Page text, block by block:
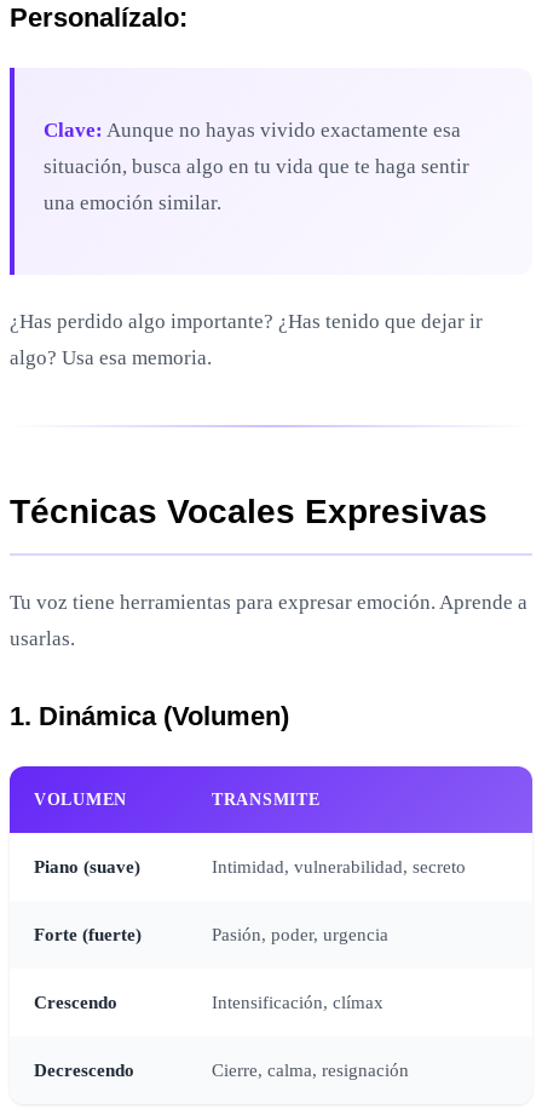
Personalízalo:
Clave: Aunque no hayas vivido exactamente esa
situación, busca algo en tu vida que te haga sentir
una emoción similar.
¿Has perdido algo importante? ¿Has tenido que dejar ir
algo? Usa esa memoria.
Técnicas Vocales Expresivas
Tu voz tiene herramientas para expresar emoción. Aprende a
usarlas.
1. Dinámica (Volumen)
VOLUMEN TRANSMITE
Piano (suave) Intimidad, vulnerabilidad, secreto
Forte (fuerte) Pasión, poder, urgencia
Crescendo Intensificación, clímax
Decrescendo Cierre, calma, resignación